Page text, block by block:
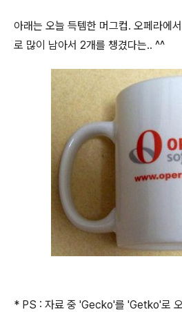
아래는 오늘 득템한 머그컵. 오페라에
로 많이 남아서 2개를 챙겼다는.. ^^
* PS : 자료 중 'Gecko'를 'Getko'로